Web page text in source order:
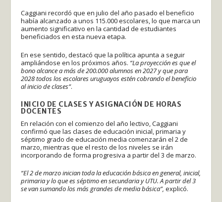
Caggiani recordó que en julio del año pasado el beneficio
había alcanzado a unos 115.000 escolares, lo que marca un
aumento significativo en la cantidad de estudiantes
beneficiados en esta nueva etapa.
En ese sentido, destacó que la política apunta a seguir
ampliándose en los próximos años. “La proyección es que el
bono alcance a más de 200.000 alumnos en 2027 y que para
2028 todos los escolares uruguayos estén cobrando el beneficio
al inicio de clases”.
INICIO DE CLASES Y ASIGNACIÓN DE HORAS
DOCENTES
En relación con el comienzo del año lectivo, Caggiani
confirmó que las clases de educación inicial, primaria y
séptimo grado de educación media comenzarán el 2 de
marzo, mientras que el resto de los niveles se irán
incorporando de forma progresiva a partir del 3 de marzo.
“El 2 de marzo inician toda la educación básica en general, inicial,
primaria y lo que es séptimo en secundaria y UTU. A partir del 3
se van sumando los más grandes de media básica”, explicó.